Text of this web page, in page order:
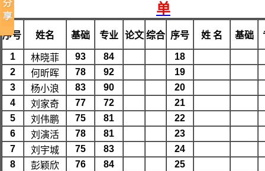
单
序号 姓名 基础 专业 论文 综合 序号 姓 名 基础
1 林晓菲 93 84
18
2
何昕晖 78 92
19
3
杨小浪 83 90
20
4
刘家奇 77 72
21
5
刘伟鹏 75 81
22
6
刘演活 78 81
23
7
刘宇城 75 83
24
8
彭颖欣 76 84
25